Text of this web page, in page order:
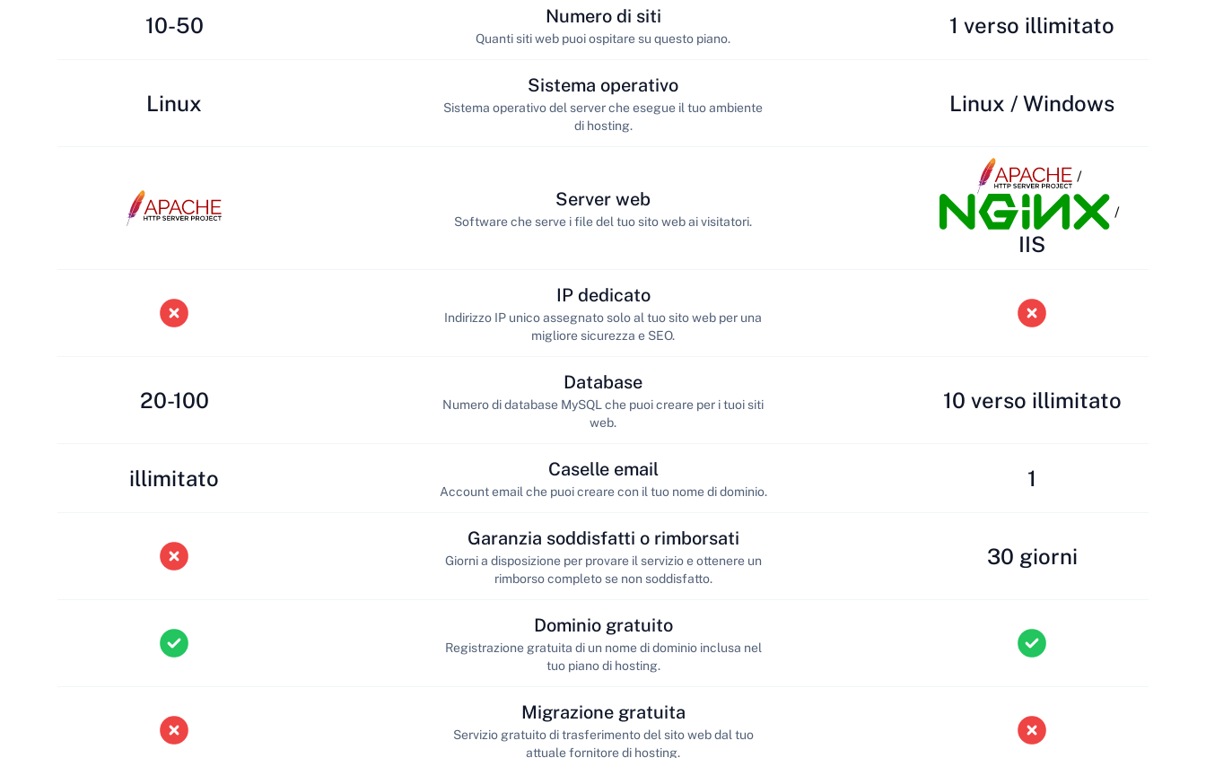
10-50 Numero di siti
Quanti siti web puoi ospitare su questo piano.
1 verso illimitato
Linux
Sistema operativo
Sistema operativo del server che esegue il tuo ambiente
di hosting.
Linux / Windows
Server web
Software che serve i file del tuo sito web ai visitatori.
/
/
IIS
IP dedicato
Indirizzo IP unico assegnato solo al tuo sito web per una
migliore sicurezza e SEO.
20-100
Database
Numero di database MySQL che puoi creare per i tuoi siti
web.
10 verso illimitato
illimitato Caselle email
Account email che puoi creare con il tuo nome di dominio.
1
Garanzia soddisfatti o rimborsati
Giorni a disposizione per provare il servizio e ottenere un
rimborso completo se non soddisfatto.
30 giorni
Dominio gratuito
Registrazione gratuita di un nome di dominio inclusa nel
tuo piano di hosting.
Migrazione gratuita
Servizio gratuito di trasferimento del sito web dal tuo
attuale fornitore di hosting.